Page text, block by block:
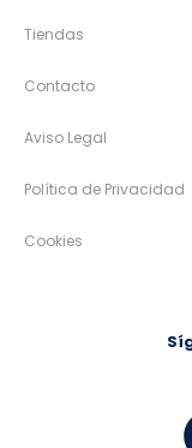
Tiendas
Contacto
Aviso Legal
Política de Privacidad
Cookies